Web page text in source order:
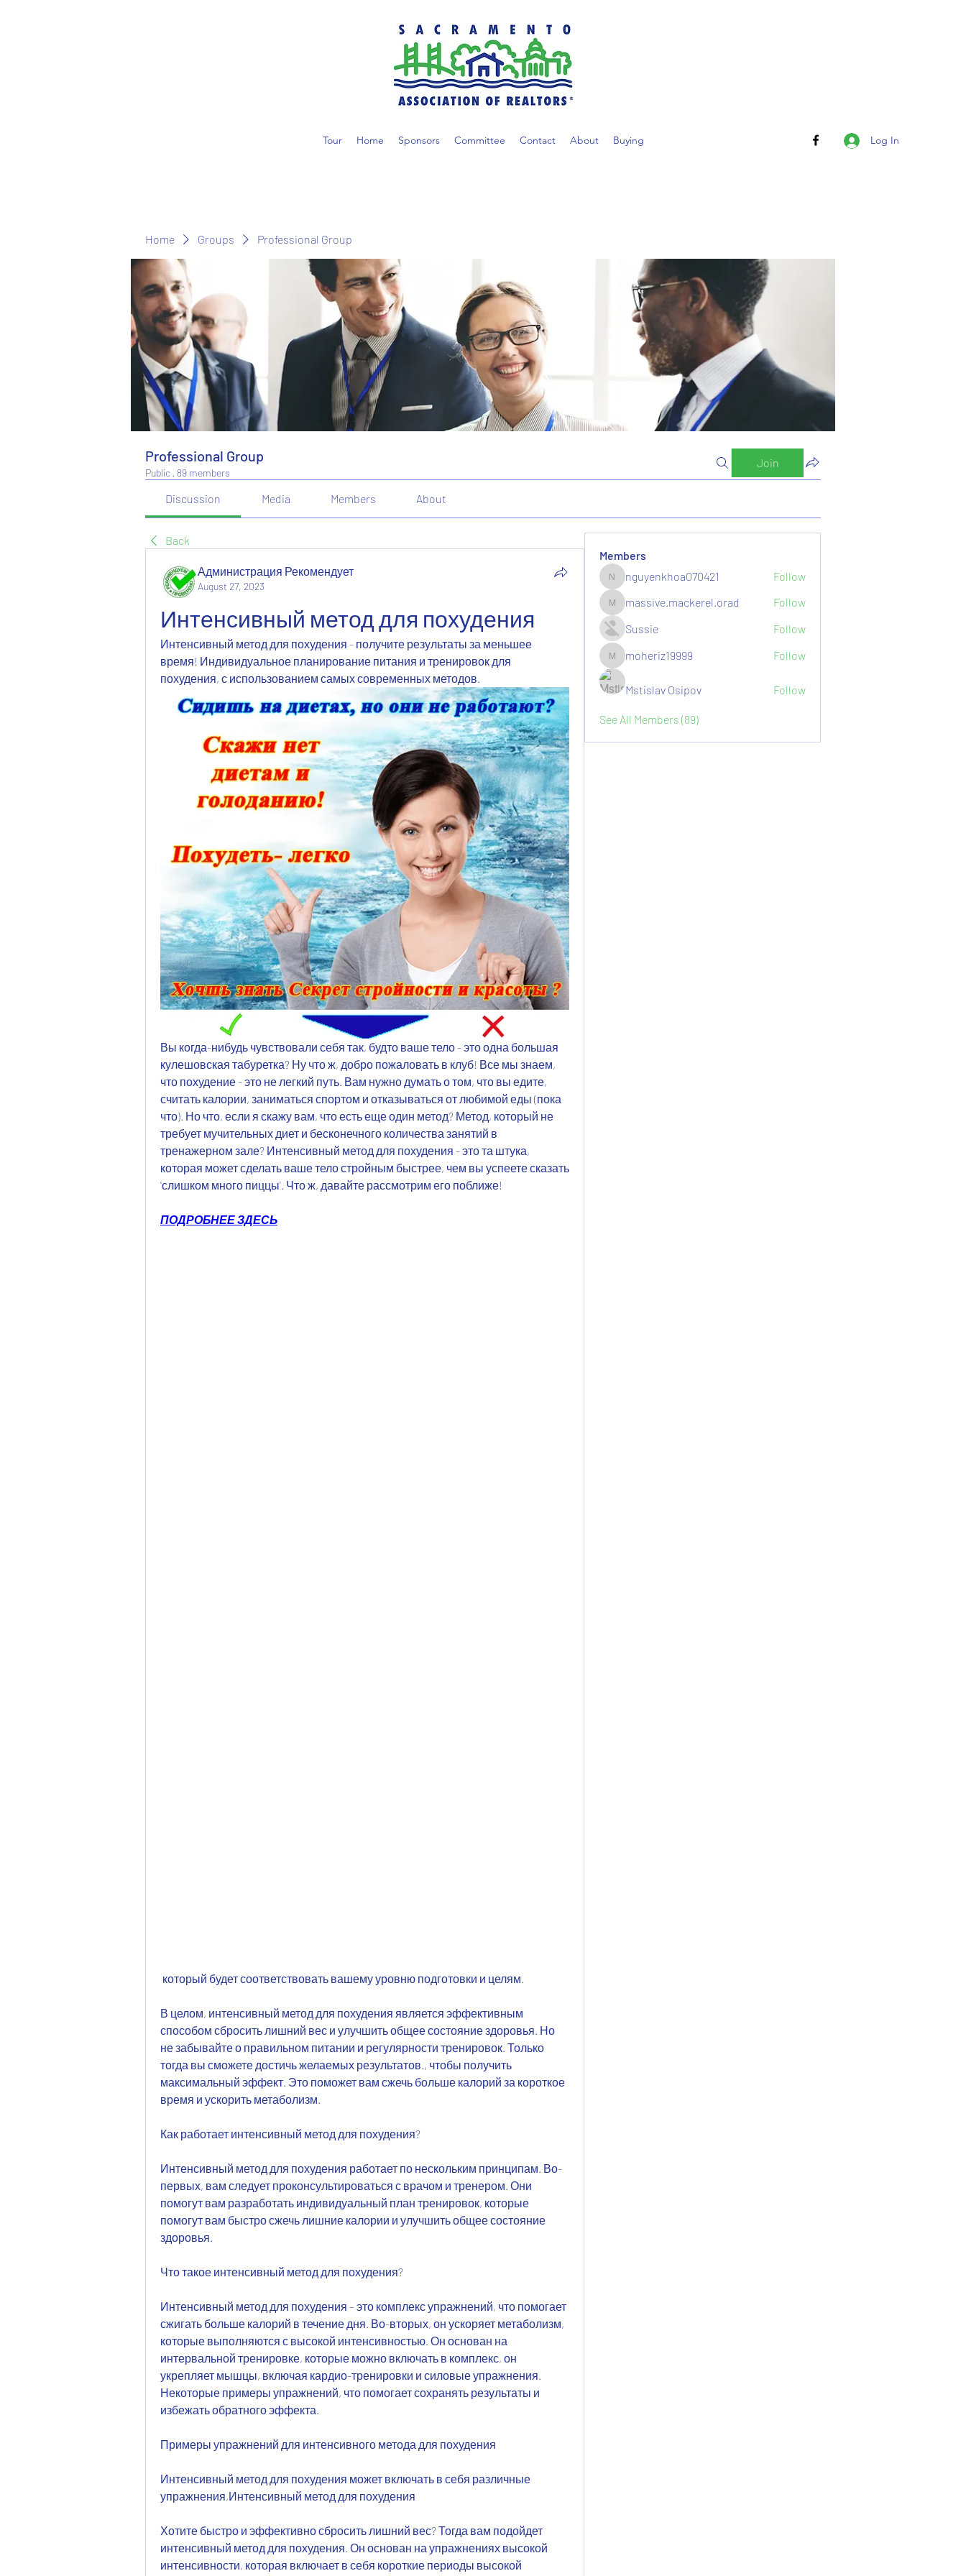
Tour Home Sponsors Committee Contact About Buying Log In
Home Groups Professional Group
Professional Group
Public · 89 members
Join
Discussion Media Members About
Back
Администрация Рекомендует
August 27, 2023
Интенсивный метод для похудения
Интенсивный метод для похудения - получите результаты за меньшее
время! Индивидуальное планирование питания и тренировок для
похудения, с использованием самых современных методов.
Вы когда-нибудь чувствовали себя так, будто ваше тело - это одна большая
кулешовская табуретка? Ну что ж, добро пожаловать в клуб! Все мы знаем,
что похудение - это не легкий путь. Вам нужно думать о том, что вы едите,
считать калории, заниматься спортом и отказываться от любимой еды (пока
что). Но что, если я скажу вам, что есть еще один метод? Метод, который не
требует мучительных диет и бесконечного количества занятий в
тренажерном зале? Интенсивный метод для похудения - это та штука,
которая может сделать ваше тело стройным быстрее, чем вы успеете сказать
'слишком много пиццы'. Что ж, давайте рассмотрим его поближе!
ПОДРОБНЕЕ ЗДЕСЬ
который будет соответствовать вашему уровню подготовки и целям.
В целом, интенсивный метод для похудения является эффективным
способом сбросить лишний вес и улучшить общее состояние здоровья. Но
не забывайте о правильном питании и регулярности тренировок. Только
тогда вы сможете достичь желаемых результатов., чтобы получить
максимальный эффект. Это поможет вам сжечь больше калорий за короткое
время и ускорить метаболизм.
Как работает интенсивный метод для похудения?
Интенсивный метод для похудения работает по нескольким принципам. Во-
первых, вам следует проконсультироваться с врачом и тренером. Они
помогут вам разработать индивидуальный план тренировок, которые
помогут вам быстро сжечь лишние калории и улучшить общее состояние
здоровья.
Что такое интенсивный метод для похудения?
Интенсивный метод для похудения – это комплекс упражнений, что помогает
сжигать больше калорий в течение дня. Во-вторых, он ускоряет метаболизм,
которые выполняются с высокой интенсивностью. Он основан на
интервальной тренировке, которые можно включать в комплекс, он
укрепляет мышцы, включая кардио-тренировки и силовые упражнения.
Некоторые примеры упражнений, что помогает сохранять результаты и
избежать обратного эффекта.
Примеры упражнений для интенсивного метода для похудения
Интенсивный метод для похудения может включать в себя различные
упражнения,Интенсивный метод для похудения
Хотите быстро и эффективно сбросить лишний вес? Тогда вам подойдет
интенсивный метод для похудения. Он основан на упражнениях высокой
интенсивности, которая включает в себя короткие периоды высокой
Members
nguyenkhoa070421
nguyenkhoa070421 Follow
massive.mackerel.orad
massive.mackerel.orad
Follow
Sussie
Follow
moheriz19999
moheriz19999 Follow
Mstislav Osipov Follow
See All Members (89)